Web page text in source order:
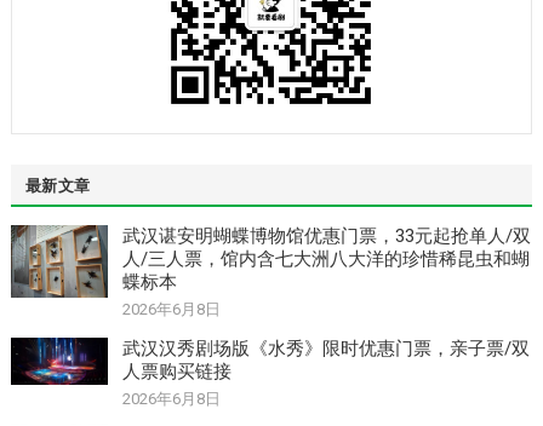
最新文章
武汉谌安明蝴蝶博物馆优惠门票，33元起抢单人/双
人/三人票，馆内含七大洲八大洋的珍惜稀昆虫和蝴
蝶标本
2026年6月8日
武汉汉秀剧场版《水秀》限时优惠门票，亲子票/双
人票购买链接
2026年6月8日